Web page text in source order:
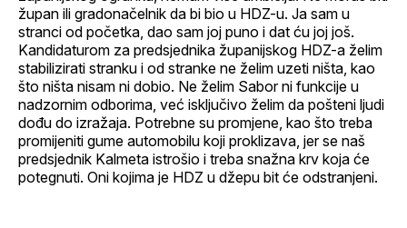
župan ili gradonačelnik da bi bio u HDZ-u. Ja sam u
stranci od početka, dao sam joj puno i dat ću joj još.
Kandidaturom za predsjednika županijskog HDZ-a želim
stabilizirati stranku i od stranke ne želim uzeti ništa, kao
što ništa nisam ni dobio. Ne želim Sabor ni funkcije u
nadzornim odborima, već isključivo želim da pošteni ljudi
dođu do izražaja. Potrebne su promjene, kao što treba
promijeniti gume automobilu koji proklizava, jer se naš
predsjednik Kalmeta istrošio i treba snažna krv koja će
potegnuti. Oni kojima je HDZ u džepu bit će odstranjeni.